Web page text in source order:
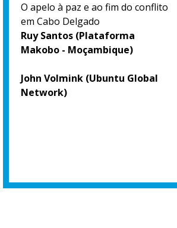
O apelo à paz e ao fim do conflito
em Cabo Delgado
Ruy Santos (Plataforma
Makobo - Moçambique)
John Volmink (Ubuntu Global
Network)